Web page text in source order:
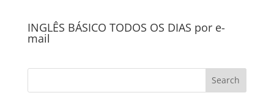
INGLÊS BÁSICO TODOS OS DIAS por e-
mail